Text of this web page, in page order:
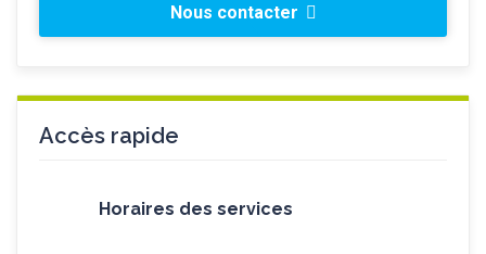
Nous contacter
Accès rapide
Horaires des services